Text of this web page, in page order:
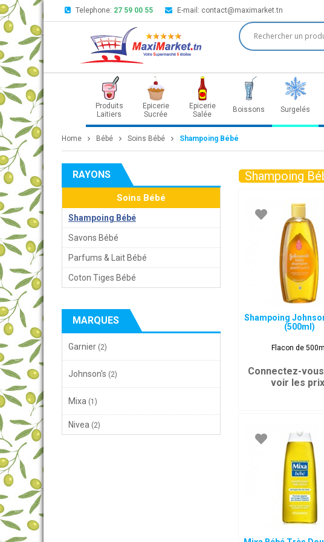
Telephone: 27 59 00 55 E-mail: contact@maximarket.tn
Produits
Laitiers
Epicerie
Sucrée
Epicerie
Salée
Boissons Surgelés
Home Bébé Soins Bébé Shampoing Bébé
RAYONS
Soins Bébé
Shampoing Bébé
Savons Bébé
Parfums & Lait Bébé
Coton Tiges Bébé
MARQUES
Garnier (2)
Johnson's (2)
Mixa (1)
Nivea (2)
Shampoing
Shampoing
(500ml)
Flacon de 500ml
Connectez-
voir les prix